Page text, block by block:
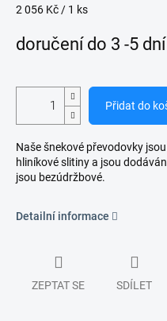
Měrná
2 056 Kč / 1 ks
doručení do 3 -5 dní
Přidat do
Naše šnekové převodovky
hliníkové slitiny a jsou
jsou bezúdržbové.
Detailní informace
ZEPTAT SE SDÍLET